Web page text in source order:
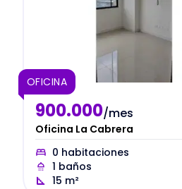
OFICINA
900.000/mes
Oficina La Cabrera
0 habitaciones
1 baños
15 m²